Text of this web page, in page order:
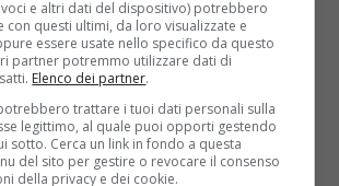
che fanno ingrassare!
la tua alimentazione. Vuoi
VelvetBody la tua giornata
attenta all’alimentazione, non
vista delle calorie ma in senso
e altri dati del dispositivo) potrebbero
con questi ultimi, da loro visualizzate e
essere usate nello specifico da questo
partner potremmo utilizzare dati di
Elenco dei partner.
trattare i tuoi dati personali sulla
legittimo, al quale puoi opporti gestendo
sotto. Cerca un link in fondo a questa
del sito per gestire o revocare il consenso
della privacy e dei cookie.